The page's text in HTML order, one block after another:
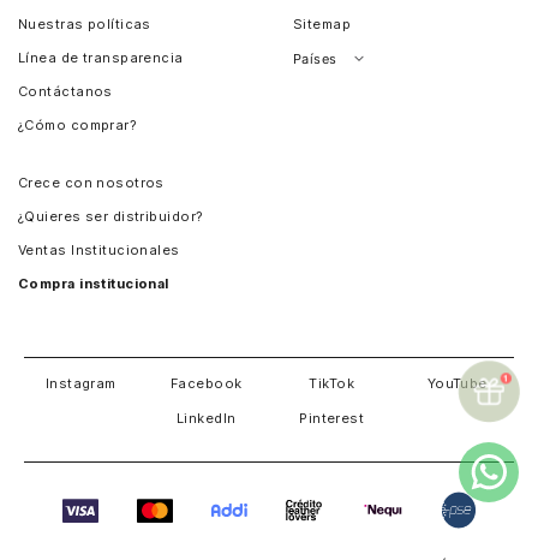
Nuestras políticas
Línea de transparencia
Contáctanos
¿Cómo comprar?
Sitemap
Países
Crece con nosotros
¿Quieres ser distribuidor?
Ventas Institucionales
Compra institucional
Instagram Facebook TikTok YouTube
LinkedIn Pinterest